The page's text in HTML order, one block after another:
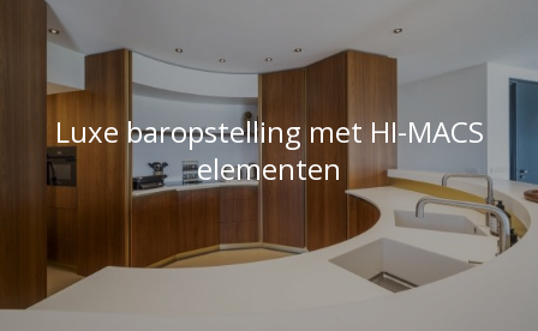
Luxe baropstelling met HI-MACS
elementen